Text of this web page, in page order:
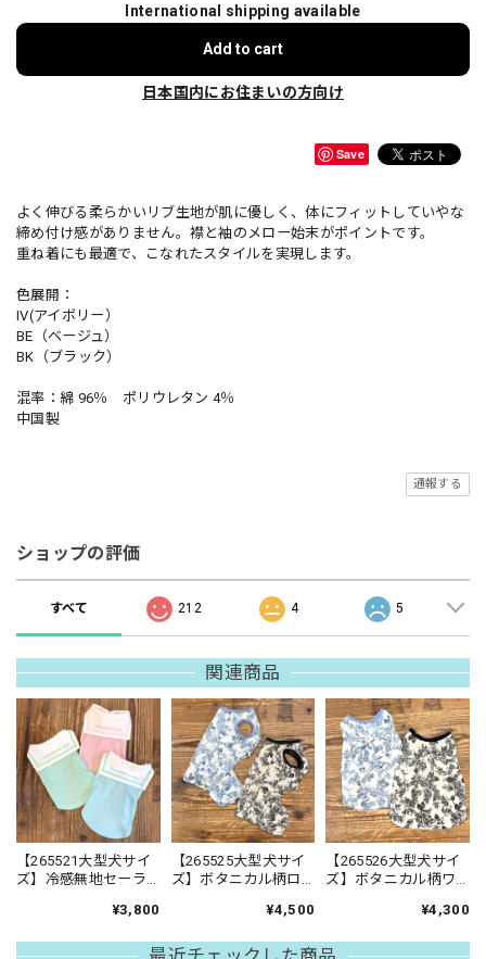
International shipping available
Add to cart
日本国内にお住まいの方向け
Save
よく伸びる柔らかいリブ生地が肌に優しく、体にフィットしていやな
締め付け感がありません。襟と袖のメロー始末がポイントです。
重ね着にも最適で、こなれたスタイルを実現します。
色展開：
IV(アイボリー）
BE（ベージュ）
BK（ブラック）
混率：綿 96％ ポリウレタン 4％
中国製
通報する
ショップの評価
すべて 212 4 5
関連商品
【265521大型犬サイ
ズ】冷感無地セーラ
¥3,800
【265525大型犬サイ
ズ】ボタニカル柄ロ
¥4,500
【265526大型犬サイ
ズ】ボタニカル柄ワ
¥4,300